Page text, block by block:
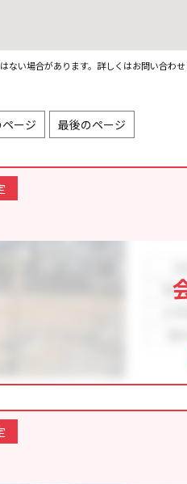
い場合があります。詳しくはお問い合わせ
ージ 最後のページ